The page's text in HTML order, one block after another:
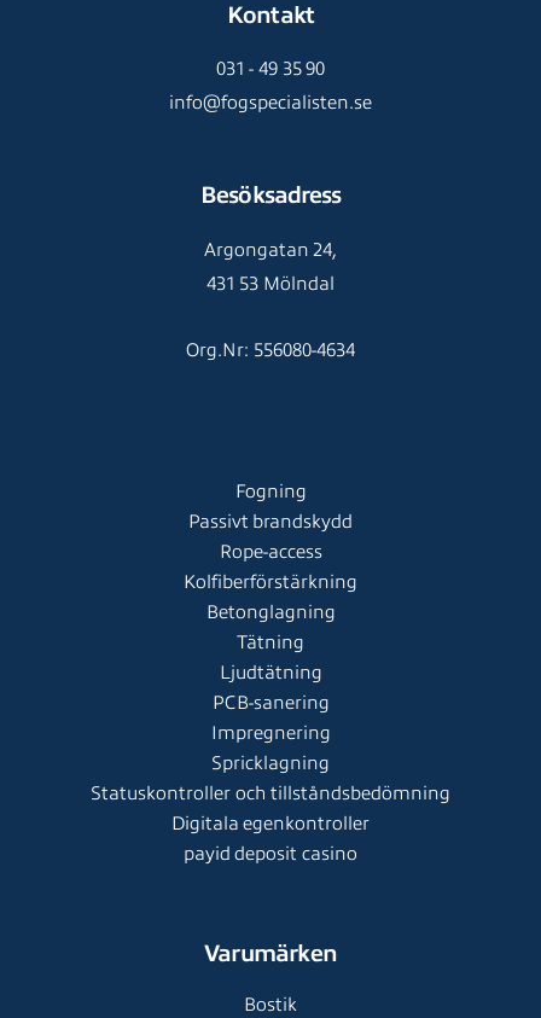
Kontakt
031 - 49 35 90
info@fogspecialisten.se
Besöksadress
Argongatan 24,
431 53 Mölndal
Org.Nr: 556080-4634
Fogning
Passivt brandskydd
Rope-access
Kolfiberförstärkning
Betonglagning
Tätning
Ljudtätning
PCB-sanering
Impregnering
Spricklagning
Statuskontroller och tillståndsbedömning
Digitala egenkontroller
payid deposit casino
Varumärken
Bostik